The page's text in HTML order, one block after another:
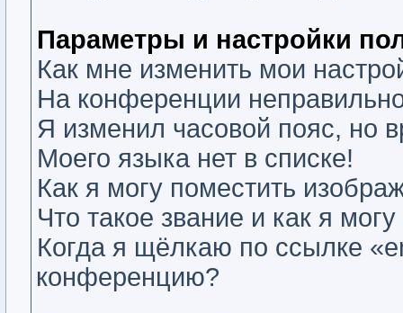
Параметры и настройки
Как мне изменить мои
На конференции
Я изменил часовой пояс, но
Моего языка нет в списке!
Как я могу поместить
Что такое звание и как я
Когда я щёлкаю по ссылке
конференцию?